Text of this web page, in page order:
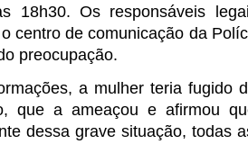
18h30. Os responsáveis
centro de comunicação da
preocupação.
a mulher teria fugido
que a ameaçou e afirmou
dessa grave situação, todas